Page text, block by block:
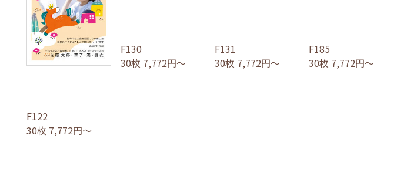
F122
30枚 7,772円～
F130
30枚 7,772円～
F131
30枚 7,772円～
F185
30枚 7,772円～